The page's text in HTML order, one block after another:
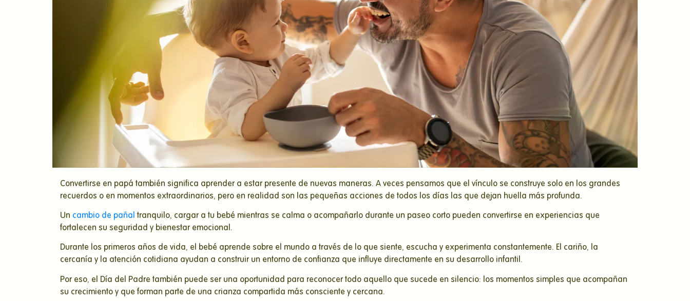
Convertirse en papá también significa aprender a estar presente de nuevas maneras. A veces pensamos que el vínculo se construye solo en los grandes
recuerdos o en momentos extraordinarios, pero en realidad son las pequeñas acciones de todos los días las que dejan huella más profunda.
Un cambio de pañaltranquilo, cargar a tu bebé mientras se calma o acompañarlo durante un paseo corto pueden convertirse en experiencias que
fortalecen su seguridad y bienestar emocional.
Durante los primeros años de vida, el bebé aprende sobre el mundo a través de lo que siente, escucha y experimenta constantemente. El cariño, la
cercanía y la atención cotidiana ayudan a construir un entorno de confianza que influye directamente en su desarrollo infantil.
Por eso, el Día del Padre también puede ser una oportunidad para reconocer todo aquello que sucede en silencio: los momentos simples que acompañan
su crecimiento y que forman parte de una crianza compartida más consciente y cercana.